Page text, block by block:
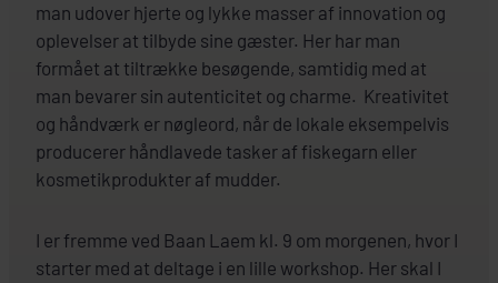
man udover hjerte og lykke masser af innovation og
oplevelser at tilbyde sine gæster. Her har man
formået at tiltrække besøgende, samtidig med at
man bevarer sin autenticitet og charme. Kreativitet
og håndværk er nøgleord, når de lokale eksempelvis
producerer håndlavede tasker af fiskegarn eller
kosmetikprodukter af mudder.
I er fremme ved Baan Laem kl. 9 om morgenen, hvor I
starter med at deltage i en lille workshop. Her skal I